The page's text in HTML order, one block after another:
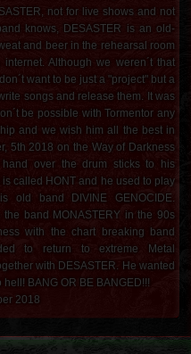
not for live shows and not
knows, DESASTER is an old-
and beer in the rehearsal room
Although we weren´t that
want to be just a "project" but a
songs and release them. It was
be possible with Tormentor any
and we wish him all the best in
5th 2018 on the Way of Darkness
over the drum sticks to his
called HONT and he used to play
old band DIVINE GENOCIDE.
band MONASTERY in the 90s
with the chart breaking band
to return to extreme Metal
with DESASTER. He wanted
BANG OR BE BANGED!!!
2018